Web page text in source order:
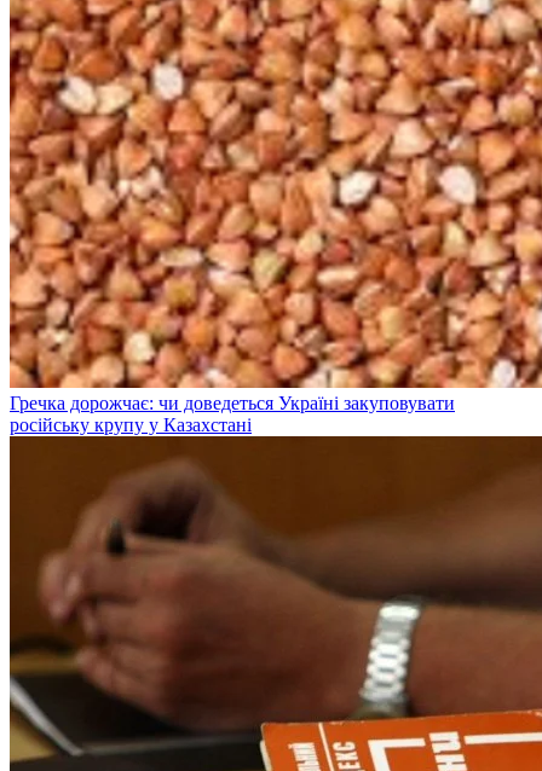
Гречка дорожчає: чи доведеться Україні закуповувати
російську крупу у Казахстані